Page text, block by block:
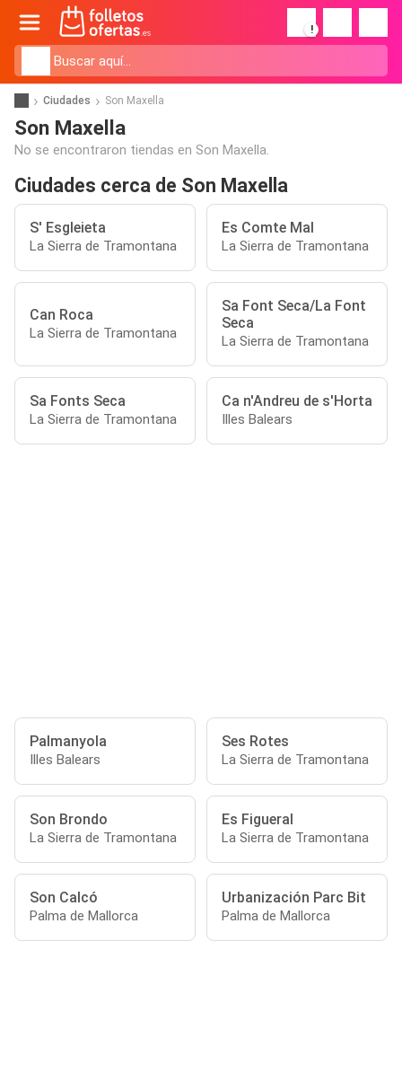
!
Ciudades Son Maxella
Son Maxella
No se encontraron tiendas en Son Maxella.
Ciudades cerca de Son Maxella
S' Esgleieta
La Sierra de Tramontana
Es Comte Mal
La Sierra de Tramontana
Can Roca
La Sierra de Tramontana
Sa Font Seca/La Font
Seca
La Sierra de Tramontana
Sa Fonts Seca
La Sierra de Tramontana
Ca n'Andreu de s'Horta
Illes Balears
Palmanyola
Illes Balears
Ses Rotes
La Sierra de Tramontana
Son Brondo
La Sierra de Tramontana
Es Figueral
La Sierra de Tramontana
Son Calcó
Palma de Mallorca
Urbanización Parc Bit
Palma de Mallorca